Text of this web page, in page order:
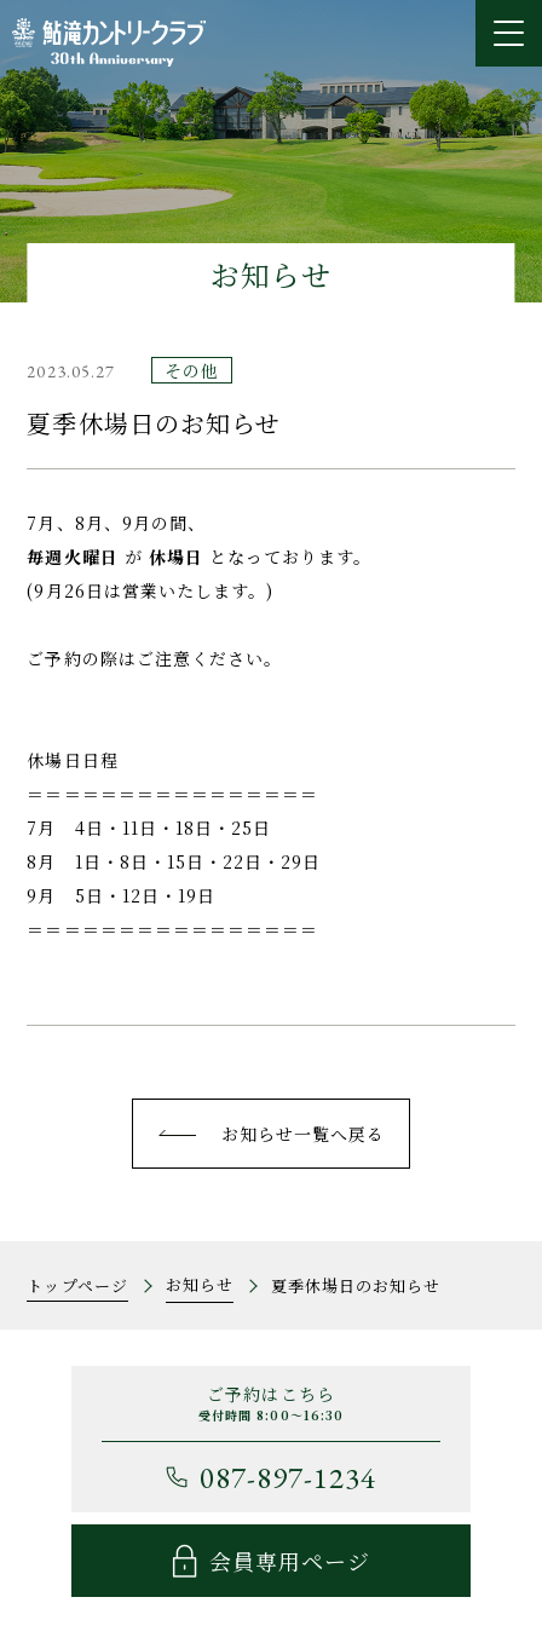
お知らせ
2023.05.27 その他
夏季休場日のお知らせ
7月、8月、9月の間、
毎週火曜日 が 休場日 となっております。
(9月26日は営業いたします。)
ご予約の際はご注意ください。
休場日日程
＝＝＝＝＝＝＝＝＝＝＝＝＝＝＝＝
7月 4日・11日・18日・25日
8月 1日・8日・15日・22日・29日
9月 5日・12日・19日
＝＝＝＝＝＝＝＝＝＝＝＝＝＝＝＝
お知らせ一覧へ戻る
トップページ お知らせ 夏季休場日のお知らせ
ご予約はこちら
受付時間 8:00～16:30
087-897-1234
会員専用ページ